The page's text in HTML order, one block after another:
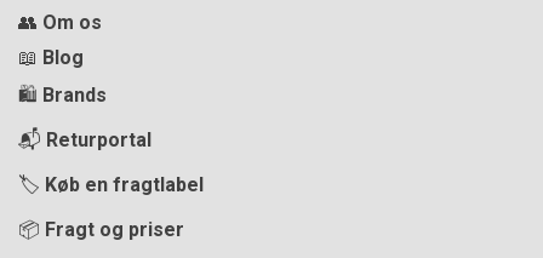
👥 Om os
📖 Blog
🛍️ Brands
📬 Returportal
🏷️ Køb en fragtlabel
📦 Fragt og priser